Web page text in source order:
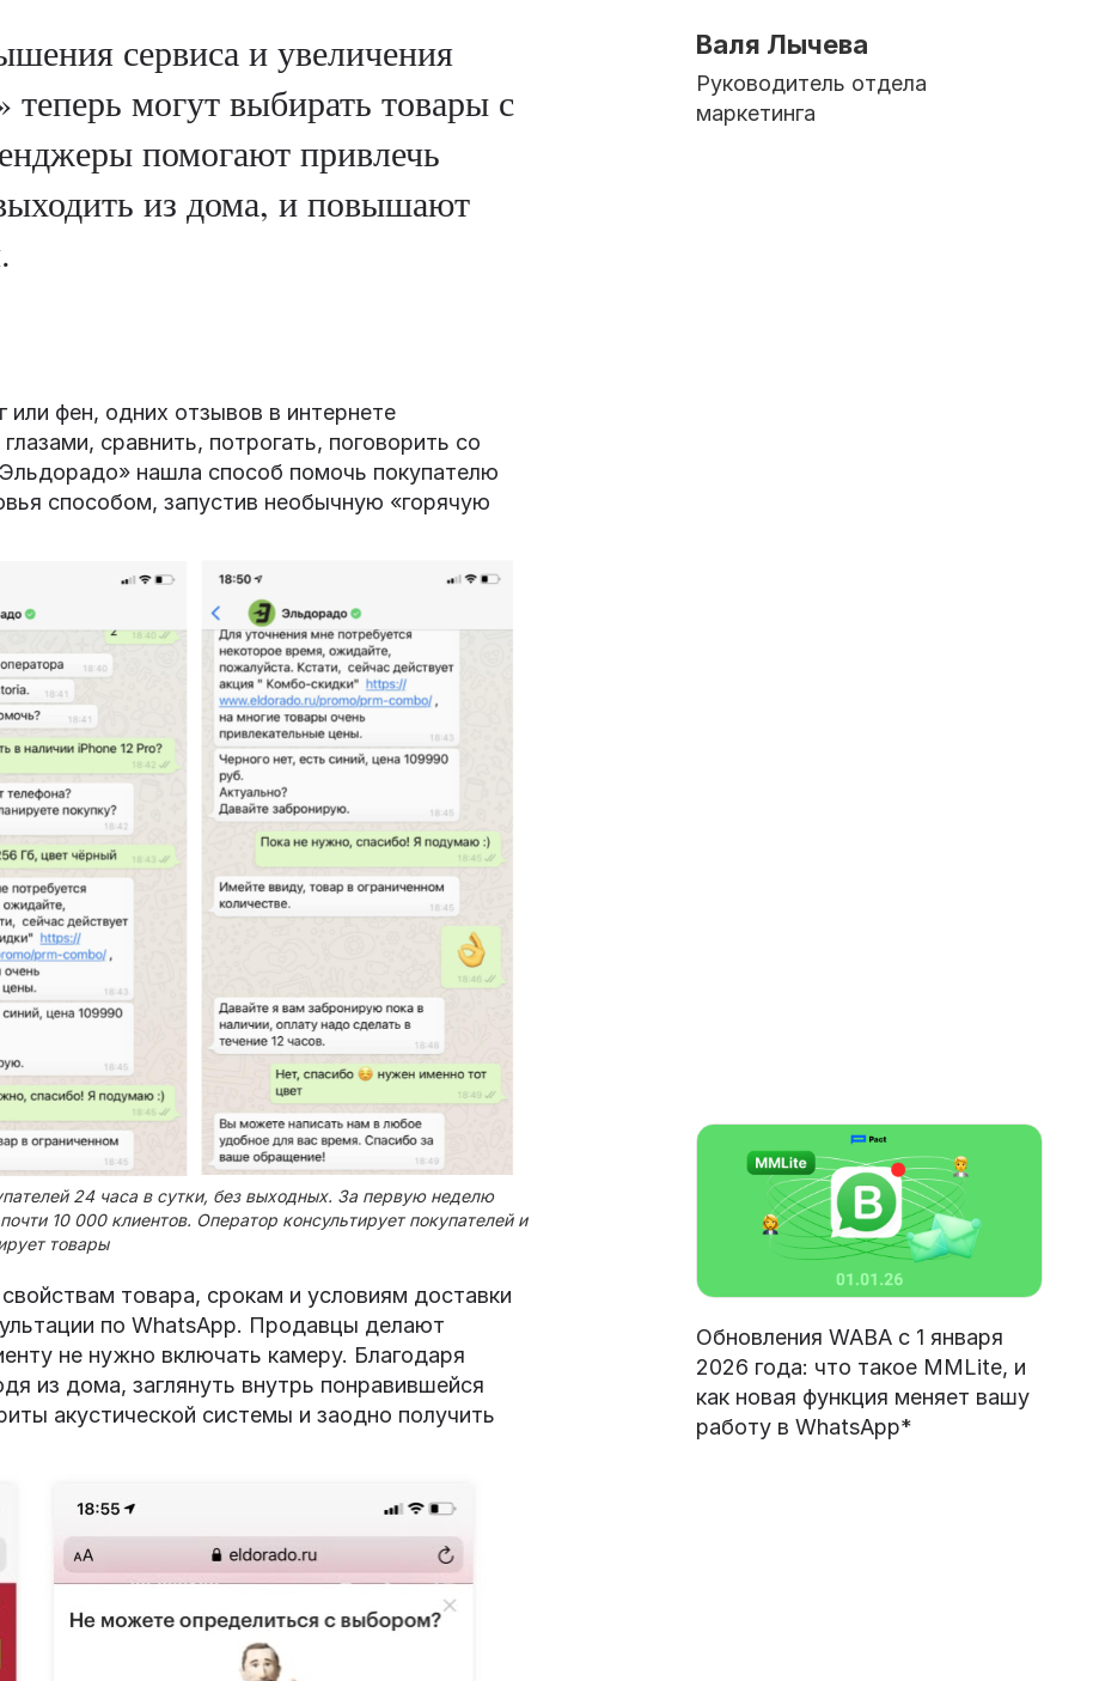
сервиса и увеличения
могут выбирать товары с
помогают привлечь
из дома, и повышают
фен, одних отзывов в интернете
сравнить, потрогать, поговорить со
нашла способ помочь покупателю
способом, запустив необычную «горячую
24 часа в сутки, без выходных. За первую неделю
10 000 клиентов. Оператор консультирует покупателей и
товары
товара, срокам и условиям доставки
по WhatsApp. Продавцы делают
не нужно включать камеру. Благодаря
из дома, заглянуть внутрь понравившейся
акустической системы и заодно получить
Валя Лычева
Руководитель отдела
маркетинга
Обновления WABA с 1 января
2026 года: что такое MMLite, и
как новая функция меняет вашу
работу в WhatsApp*